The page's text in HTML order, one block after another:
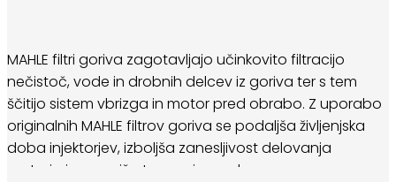
MAHLE filtri goriva zagotavljajo učinkovito filtracijo
nečistoč, vode in drobnih delcev iz goriva ter s tem
ščitijo sistem vbrizga in motor pred obrabo. Z uporabo
originalnih MAHLE filtrov goriva se podaljša življenjska
doba injektorjev, izboljša zanesljivost delovanja
motorja in zmanjša tveganje za okvare.